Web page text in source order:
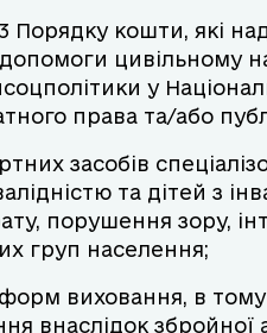
Порядку кошти, які
допомоги цивільному
у
права та/або
засобів
та дітей з
порушення зору,
груп населення;
виховання, в
внаслідок збройної